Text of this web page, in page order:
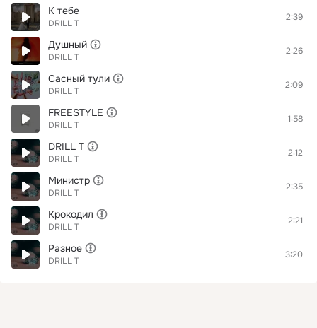
К тебе
DRILL T
2:39
Душный
DRILL T
2:26
Сасный тули
DRILL T
2:09
FREESTYLE
DRILL T
1:58
DRILL T
DRILL T
2:12
Министр
DRILL T
2:35
Крокодил
DRILL T
2:21
Разное
DRILL T
3:20